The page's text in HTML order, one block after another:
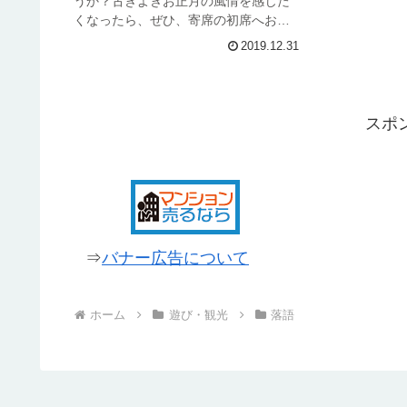
くなったら、ぜひ、寄席の初席へお正
月の寄席はとっても賑やです。落語家
2019.12.31
スポ
⇒バナー広告について
ホーム 遊び・観光 落語